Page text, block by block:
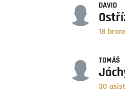
DAVID
18
TOMÁŠ
30